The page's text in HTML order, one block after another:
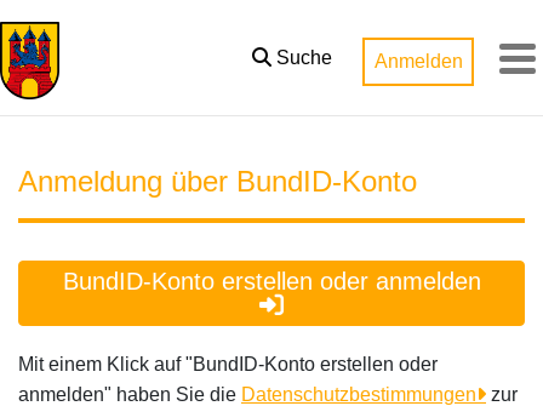
Zum Hauptinhalt springen
Suche Anmelden
Anmeldung über BundID-Konto
BundID-Konto erstellen oder anmelden
Mit einem Klick auf "BundID-Konto erstellen oder
anmelden" haben Sie die Datenschutzbestimmungen
zur